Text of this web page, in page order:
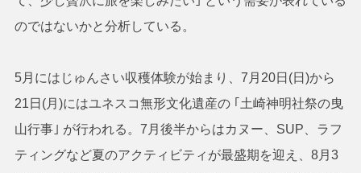
のではないかと分析している。
5月にはじゅんさい収穫体験が始まり、7月20日(日)から
21日(月)にはユネスコ無形文化遺産の ｢土崎神明社祭の曳
山行事｣ が行われる。7月後半からはカヌー、SUP、ラフ
ティングなど夏のアクティビティが最盛期を迎え、8月3